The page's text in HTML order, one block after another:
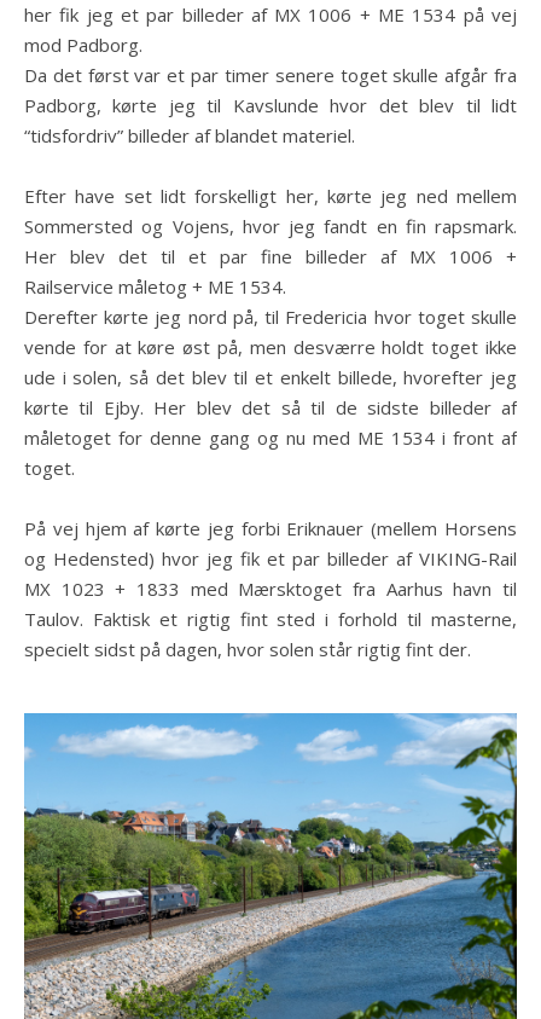
her fik jeg et par billeder af MX 1006 + ME 1534 på vej
mod Padborg.
Da det først var et par timer senere toget skulle afgår fra
Padborg, kørte jeg til Kavslunde hvor det blev til lidt
“tidsfordriv” billeder af blandet materiel.
Efter have set lidt forskelligt her, kørte jeg ned mellem
Sommersted og Vojens, hvor jeg fandt en fin rapsmark.
Her blev det til et par fine billeder af MX 1006 +
Railservice måletog + ME 1534.
Derefter kørte jeg nord på, til Fredericia hvor toget skulle
vende for at køre øst på, men desværre holdt toget ikke
ude i solen, så det blev til et enkelt billede, hvorefter jeg
kørte til Ejby. Her blev det så til de sidste billeder af
måletoget for denne gang og nu med ME 1534 i front af
toget.
På vej hjem af kørte jeg forbi Eriknauer (mellem Horsens
og Hedensted) hvor jeg fik et par billeder af VIKING-Rail
MX 1023 + 1833 med Mærsktoget fra Aarhus havn til
Taulov. Faktisk et rigtig fint sted i forhold til masterne,
specielt sidst på dagen, hvor solen står rigtig fint der.